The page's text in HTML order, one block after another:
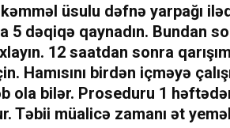
üsulu dəfnə yarpağı
5 dəqiqə qaynadın. Bundan
12 saatdan sonra
Hamısını birdən içməyə
ola bilər. Proseduru 1
Təbii müalicə zamanı ət